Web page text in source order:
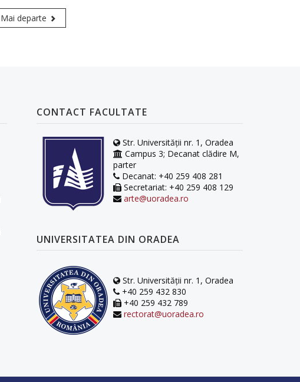
Mai departe
CONTACT FACULTATE
Str. Universității nr. 1, Oradea
Campus 3; Decanat clădire M,
parter
Decanat: +40 259 408 281
Secretariat: +40 259 408 129
arte@uoradea.ro
UNIVERSITATEA DIN ORADEA
Str. Universității nr. 1, Oradea
+40 259 432 830
+40 259 432 789
rectorat@uoradea.ro